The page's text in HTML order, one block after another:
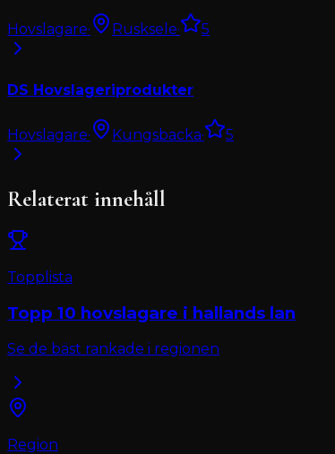
Hovslagare· Rusksele· 5
DS Hovslageriprodukter
Hovslagare· Kungsbacka· 5
Relaterat innehåll
Topplista
Topp 10 hovslagare i hallands lan
Se de bäst rankade i regionen
Region